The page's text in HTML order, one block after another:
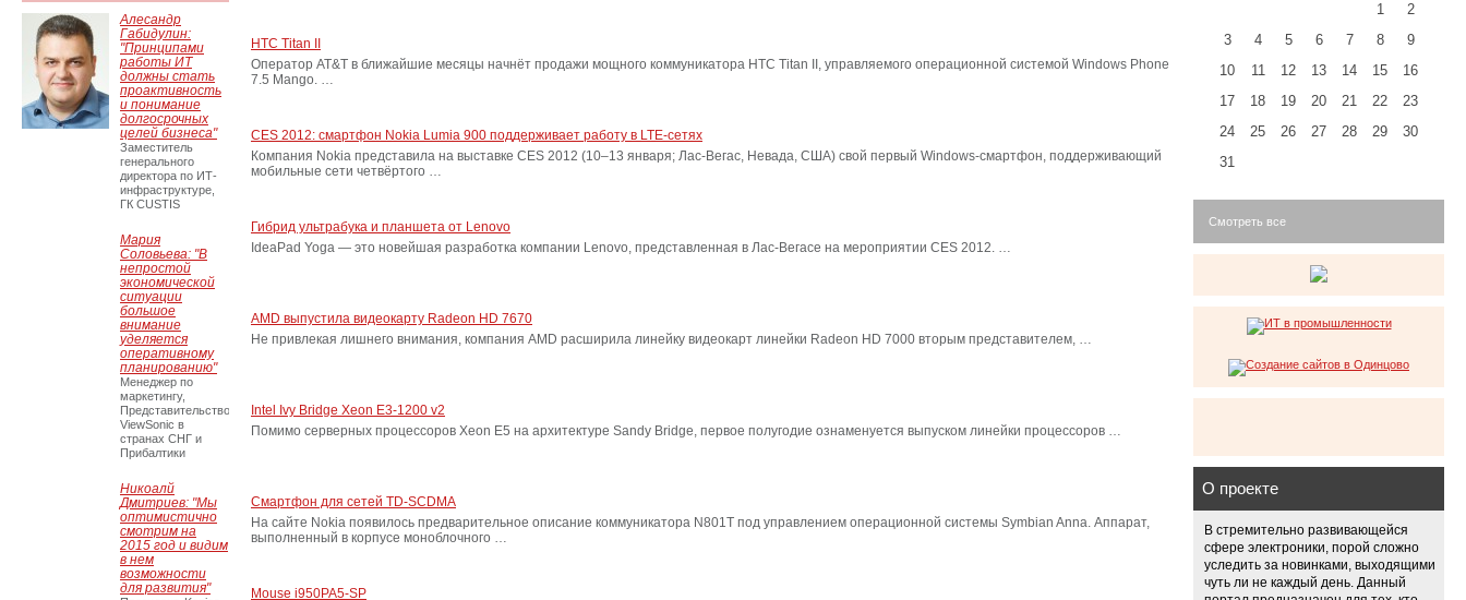
HTC Titan II
Оператор AT&T в ближайшие месяцы начнёт продажи мощного коммуникатора HTC Titan II, управляемого операционной системой Windows Phone
7.5 Mango. …
CES 2012: смартфон Nokia Lumia 900 поддерживает работу в LTE-сетях
Компания Nokia представила на выставке CES 2012 (10–13 января; Лас-Вегас, Невада, США) свой первый Windows-смартфон, поддерживающий
мобильные сети четвёртого …
Гибрид ультрабука и планшета от Lenovo
IdeaPad Yoga — это новейшая разработка компании Lenovo, представленная в Лас-Вегасе на мероприятии CES 2012. …
AMD выпустила видеокарту Radeon HD 7670
Не привлекая лишнего внимания, компания AMD расширила линейку видеокарт линейки Radeon HD 7000 вторым представителем, …
Intel Ivy Bridge Xeon E3-1200 v2
Помимо серверных процессоров Xeon E5 на архитектуре Sandy Bridge, первое полугодие ознаменуется выпуском линейки процессоров …
Смартфон для сетей TD-SCDMA
На сайте Nokia появилось предварительное описание коммуникатора N801T под управлением операционной системы Symbian Anna. Аппарат,
выполненный в корпусе моноблочного …
Mouse i950PA5-SP
Алесандр
Габидулин:
"Принципами
работы ИТ
должны стать
проактивность
и понимание
долгосрочных
целей бизнеса"
Заместитель
генерального
директора по ИТ-
инфраструктуре,
ГК CUSTIS
Мария
Соловьева: "В
непростой
экономической
ситуации
большое
внимание
уделяется
оперативному
планированию"
Менеджер по
маркетингу,
Представительство
ViewSonic в
странах СНГ и
Прибалтики
Никоалй
Дмитриев: "Мы
оптимистично
смотрим на
2015 год и видим
в нем
возможности
для развития"
1
2
3
4 5 6 7 8
9
10
11 12 13 14 15
16
17
18 19 20 21 22
23
24
25 26 27 28 29
30
31
Смотреть все
О проекте
В стремительно развивающейся
сфере электроники, порой сложно
уследить за новинками, выходящими
чуть ли не каждый день. Данный